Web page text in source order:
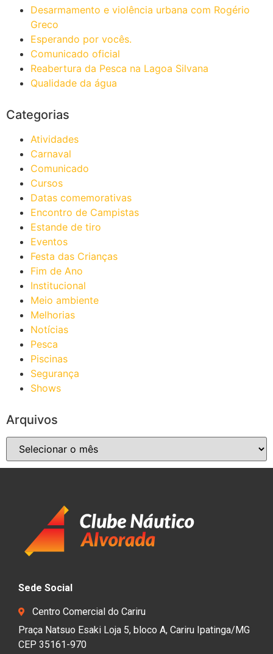
Desarmamento e violência urbana com Rogério
Greco
Esperando por vocês.
Comunicado oficial
Reabertura da Pesca na Lagoa Silvana
Qualidade da água
Categorias
Atividades
Carnaval
Comunicado
Cursos
Datas comemorativas
Encontro de Campistas
Estande de tiro
Eventos
Festa das Crianças
Fim de Ano
Institucional
Meio ambiente
Melhorias
Notícias
Pesca
Piscinas
Segurança
Shows
Arquivos
Sede Social
Centro Comercial do Cariru
Praça Natsuo Esaki Loja 5, bloco A, Cariru Ipatinga/MG
CEP 35161-970